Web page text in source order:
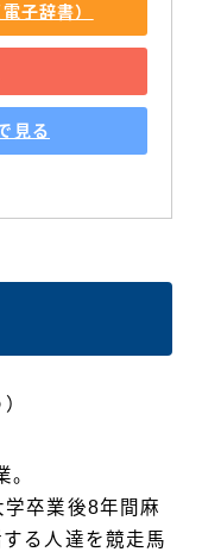
子辞書）
見る
。
卒業後8年間麻
る人達を競走馬